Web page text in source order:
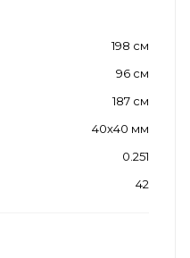
198 см
96 см
187 см
40х40 мм
0.251
42